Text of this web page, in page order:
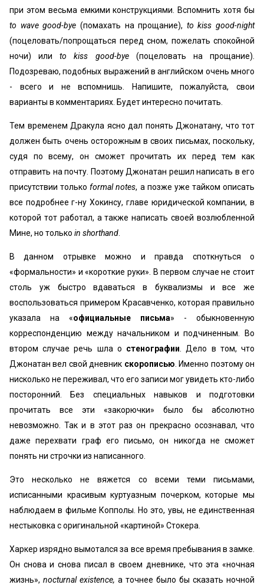
при этом весьма емкими конструкциями. Вспомнить хотя бы
to wave good-bye (помахать на прощание), to kiss good-night
(поцеловать/попрощаться перед сном, пожелать спокойной
ночи) илиto kiss good-bye(поцеловать на прощание).
Подозреваю, подобных выражений в английском очень много
- всего и не вспомнишь. Напишите, пожалуйста, свои
варианты в комментариях. Будет интересно почитать.
Тем временем Дракула ясно дал понять Джонатану, что тот
должен быть очень осторожным в своих письмах, поскольку,
судя по всему, он сможет прочитать их перед тем как
отправить на почту. Поэтому Джонатан решил написать в его
присутствии толькоformal notes, а позже уже тайком описать
все подробнее г-ну Хокинсу, главе юридической компании, в
которой тот работал, а также написать своей возлюбленной
Мине, но только in shorthand
В данном отрывке можно и правда споткнуться о
«формальности» и «короткие руки». В первом случае не стоит
столь уж быстро вдаваться в буквализмы и все же
воспользоваться примером Красавченко, которая правильно
указала на «официальные письма» - обыкновенную
корреспонденцию между начальником и подчиненным. Во
втором случае речь шла о стенографии . Дело в том, что
Джонатан вел свой дневник скорописью . Именно поэтому он
нисколько не переживал, что его записи мог увидеть кто-либо
посторонний. Без специальных навыков и подготовки
прочитать все эти «закорючки» было бы абсолютно
невозможно. Так и в этот раз он прекрасно осознавал, что
даже перехвати граф его письмо, он никогда не сможет
понять ни строчки из написанного.
Это несколько не вяжется со всеми теми письмами,
исписанными красивым куртуазным почерком, которые мы
наблюдаем в фильме Копполы. Но это, увы, не единственная
нестыковка с оригинальной «картиной» Стокера.
Харкер изрядно вымотался за все время пребывания в замке.
Он снова и снова писал в своем дневнике, что эта «ночная
жизнь», nocturnal existence, а точнее было бы сказать ночной